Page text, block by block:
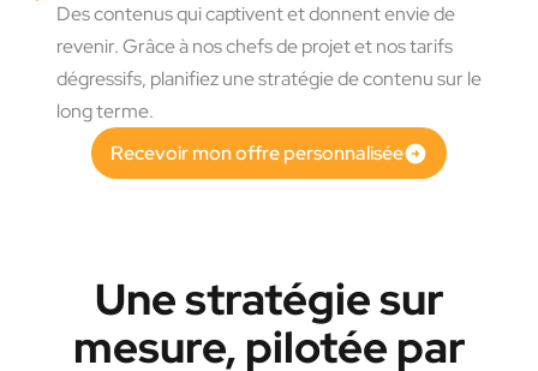
Des contenus qui captivent et donnent envie de
revenir. Grâce à nos chefs de projet et nos tarifs
dégressifs, planifiez une stratégie de contenu sur le
long terme.
Recevoir mon offre personnalisée
Une stratégie sur
mesure, pilotée par